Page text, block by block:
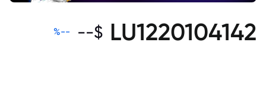
LU1220104142
$
--
--
%